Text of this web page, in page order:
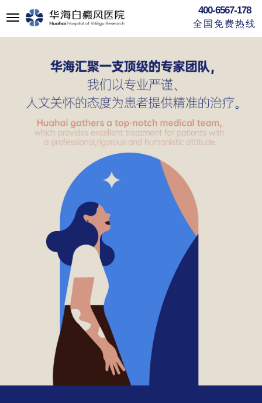
切
400-6567-178
全国免费热线